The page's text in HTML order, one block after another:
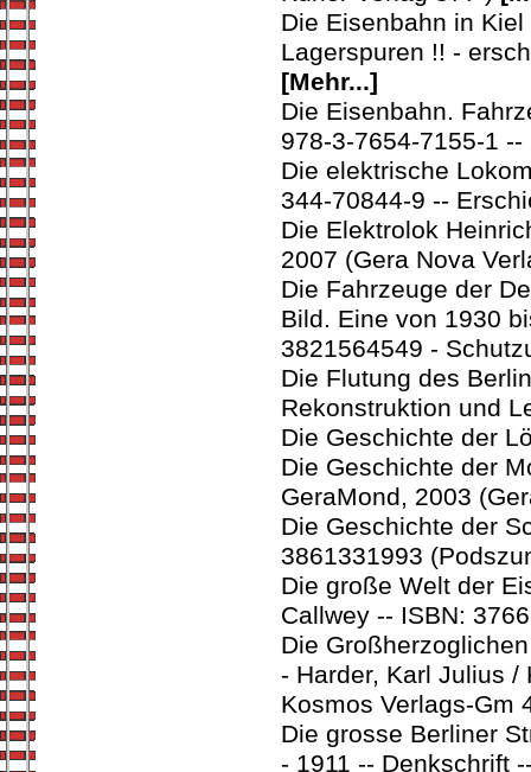
Die Eisenbahn in
Lagerspuren !! -
[Mehr...]
Die Eisenbahn.
978-3-7654-7155-1
Die elektrische
344-70844-9 --
Die Elektrolok
2007 (Gera Nova
Die Fahrzeuge der
Bild. Eine von 1930
3821564549 -
Die Flutung des
Rekonstruktion und
Die Geschichte der
Die Geschichte der
GeraMond, 2003
Die Geschichte der
3861331993
Die große Welt der
Callwey -- ISBN:
Die
- Harder, Karl Julius /
Kosmos Verlags-Gm
Die grosse Berliner
- 1911 -- Denkschrift